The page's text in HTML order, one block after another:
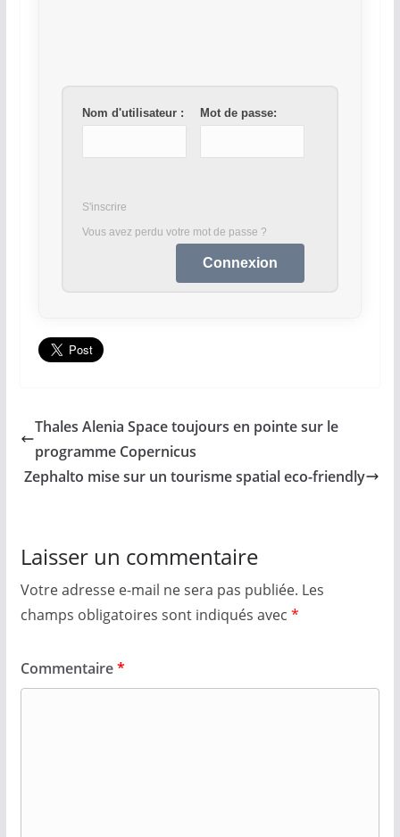
Nom d'utilisateur : Mot de passe:
S'inscrire
Vous avez perdu votre mot de passe ?
Thales Alenia Space toujours en pointe sur le
programme Copernicus
Zephalto mise sur un tourisme spatial eco-friendly
Laisser un commentaire
Votre adresse e-mail ne sera pas publiée. Les
champs obligatoires sont indiqués avec *
Commentaire*